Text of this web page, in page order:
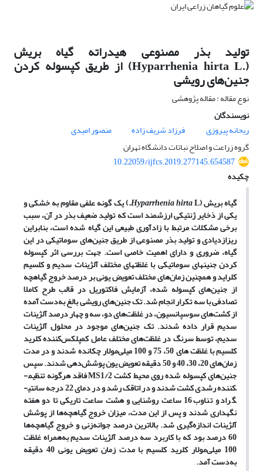
تولید بذر مصنوعی هیدراته گیاه بریش
(.Hyparrhenia hirta L) از طریق کپسوله کردن
جنین‌های رویشی
نوع مقاله : مقاله پژوهشی
نویسندگان
ریحانه پیروزی
فرزاد شریف زاده
منصور امیدی
گروه زراعت و اصلاح نباتات دانشگاه تهران
10.22059/ijfcs.2019.277145.654587
چکیده
گیاه بریش ( Hyparrhenia hirtaL
.) یک گونه علفی مقاوم به خشکی و
یکی از ذخایر ژنتیکی ارزشمند است که تولید ضعیف بذر در آن، سبب
برخی مشکلات مرتبط با زادآوری طبیعی این گیاه شده است، بنابراین
ریزازدیادی و تولید بذر مصنوعی از طریق جنین‌های سوماتیکی در این
گیاه، ضروری و دارای اهمیت خاصی است. جهت بررسی اثر کپسوله
کردن جنین­های سوماتیکی با غلظت­های مختلف آلژینات سدیم و کلسیم
کلراید و همچنین زمان‌های مختلف تعویض یونی بر درصد خروج گیاهچه
از جنین‌های کپسوله شده، آزمایش فاکتوریل در قالب طرح کاملا
تصادفی با سه تکرار انجام شد. تک جنین‌های رویشی بالغ به‌دست آمده
از کشت‌های سوسپانسیون، در غلظت‌های دو، سه و چهار درصد آلژینات
سدیم قرار داده شدند. تک جنین‌های موجود در محلول آلژینات
سدیم، توسط سرنگ در غلظت‌های مختلف عامل کمپلکس‌کننده کلرید
کلسیم با غلظت های 50، 75 و 100 میلی‌مولار چکانده شدند و در مدت
زمان‌های 20، 30، 40 و 50 دقیقه تعویض یون پوشش‌دهی شدند. سپس
جنین‌های کپسوله شده روی محیط کشتMS1/2فاقد هرگونه تنظیم­
کننده رشدی کشت شدند و در اتاقک رشد و در دمای 22 درجه سانتی­
گراد و تناوب 16 ساعت روشنایی و هشت ساعت تاریکی تا دو هفته
نگهداری شدند و پس از این مدت، میزان خروج گیاهچه‌ها از پوشش
آلژینات اندازه‌گیری شد. بالاترین درصد جوانه‌زنی و خروج گیاهچه‌ها
60 درصد بود که با کاربرد سه درصد آلژینات سدیم به‌همراه غلظت
100 میلی‌مولار کلرید کلسیم با مدت زمان تعویض یونی 40 دقیقه
به‌دست آمد.